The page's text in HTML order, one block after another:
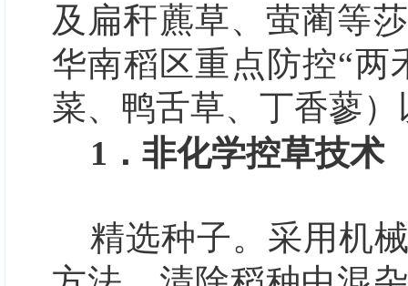
及扁秆藨草、萤蔺等
华南稻区重点防控“两
菜、鸭舌草、丁香蓼
1．非化学控草技术
精选种子。 采用机